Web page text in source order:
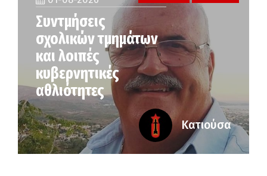
Συντμήσεις
σχολικών τμημάτων
και λοιπές
κυβερνητικές
αθλιότητες
Κατιούσα